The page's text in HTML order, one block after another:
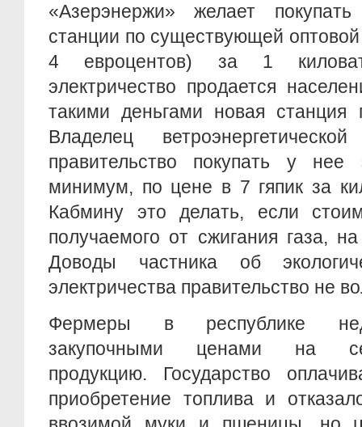
«Азерэнержи» желает
станции по существующей оптовой
4 евроцентов) за 1
электричество продается
такими деньгами новая станция
Владелец
правительство покупать у нее
минимум, по цене в 7 гяпик за
Кабмину это делать, если
получаемого от сжигания газа,
Доводы частника об
электричества правительство не
Фермеры в республике
закупочными ценами на
продукцию. Государство
приобретение топлива и